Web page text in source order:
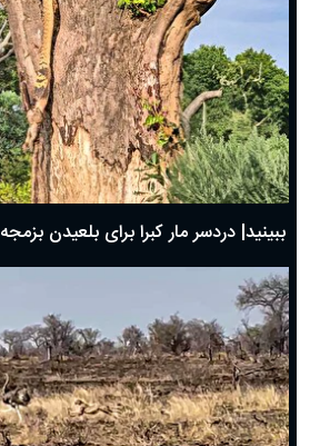
ببینید| دردسر مار کبرا برای بلعیدن بزمجه